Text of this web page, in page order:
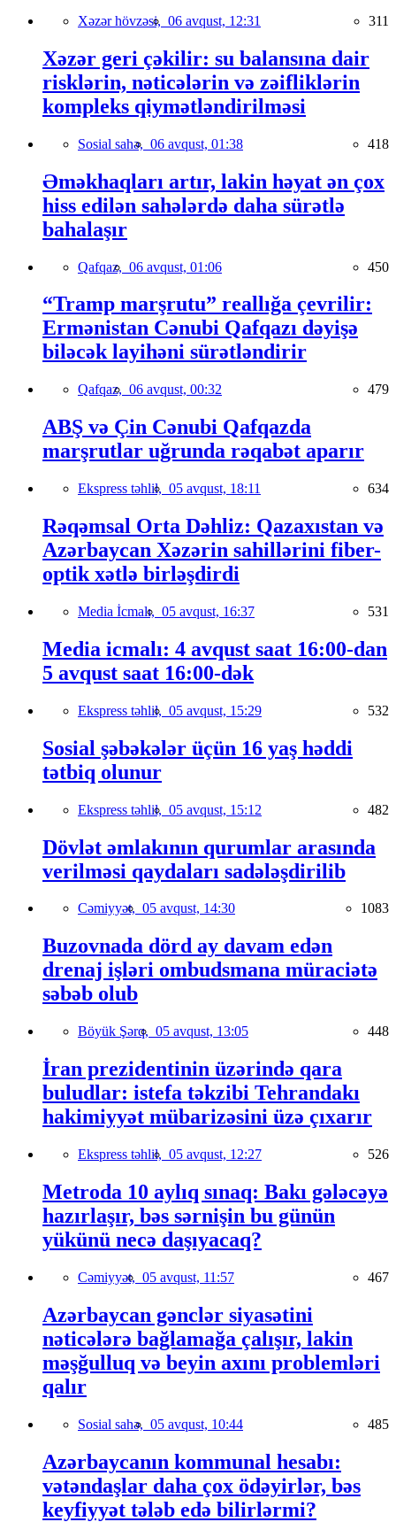
Xəzər hövzəsi, 06 avqust, 12:31 311
Xəzər geri çəkilir: su balansına dair
risklərin, nəticələrin və zəifliklərin
kompleks qiymətləndirilməsi
Sosial sahə, 06 avqust, 01:38 418
Əməkhaqları artır, lakin həyat ən çox
hiss edilən sahələrdə daha sürətlə
bahalaşır
Qafqaz, 06 avqust, 01:06 450
“Tramp marşrutu” reallığa çevrilir:
Ermənistan Cənubi Qafqazı dəyişə
biləcək layihəni sürətləndirir
Qafqaz, 06 avqust, 00:32 479
ABŞ və Çin Cənubi Qafqazda
marşrutlar uğrunda rəqabət aparır
Ekspress təhlil, 05 avqust, 18:11 634
Rəqəmsal Orta Dəhliz: Qazaxıstan və
Azərbaycan Xəzərin sahillərini fiber-
optik xətlə birləşdirdi
Media İcmalı, 05 avqust, 16:37 531
Media icmalı: 4 avqust saat 16:00-dan
5 avqust saat 16:00-dək
Ekspress təhlil, 05 avqust, 15:29 532
Sosial şəbəkələr üçün 16 yaş həddi
tətbiq olunur
Ekspress təhlil, 05 avqust, 15:12 482
Dövlət əmlakının qurumlar arasında
verilməsi qaydaları sadələşdirilib
Cəmiyyət, 05 avqust, 14:30 1083
Buzovnada dörd ay davam edən
drenaj işləri ombudsmana müraciətə
səbəb olub
Böyük Şərq, 05 avqust, 13:05 448
İran prezidentinin üzərində qara
buludlar: istefa təkzibi Tehrandakı
hakimiyyət mübarizəsini üzə çıxarır
Ekspress təhlil, 05 avqust, 12:27 526
Metroda 10 aylıq sınaq: Bakı gələcəyə
hazırlaşır, bəs sərnişin bu günün
yükünü necə daşıyacaq?
Cəmiyyət, 05 avqust, 11:57 467
Azərbaycan gənclər siyasətini
nəticələrə bağlamağa çalışır, lakin
məşğulluq və beyin axını problemləri
qalır
Sosial sahə, 05 avqust, 10:44 485
Azərbaycanın kommunal hesabı:
vətəndaşlar daha çox ödəyirlər, bəs
keyfiyyət tələb edə bilirlərmi?